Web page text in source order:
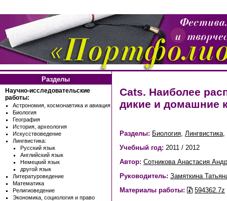
Разделы
Научно-исследовательские
работы:
Астрономия, космонавтика и авиация
Биология
География
История, археология
Искусствоведение
Лингвистика:
Русский язык
Английский язык
Немецкий язык
другой язык
Литературоведение
Математика
Религиоведение
Экономика, социология и право
Cats. Наиболее
дикие и домашние
Разделы: Биология Лингвистика
Учебный год: 2011 / 2012
Автор: Сотникова Анастасия
Руководитель: Замяткина
Материалы работы:
594362.7z